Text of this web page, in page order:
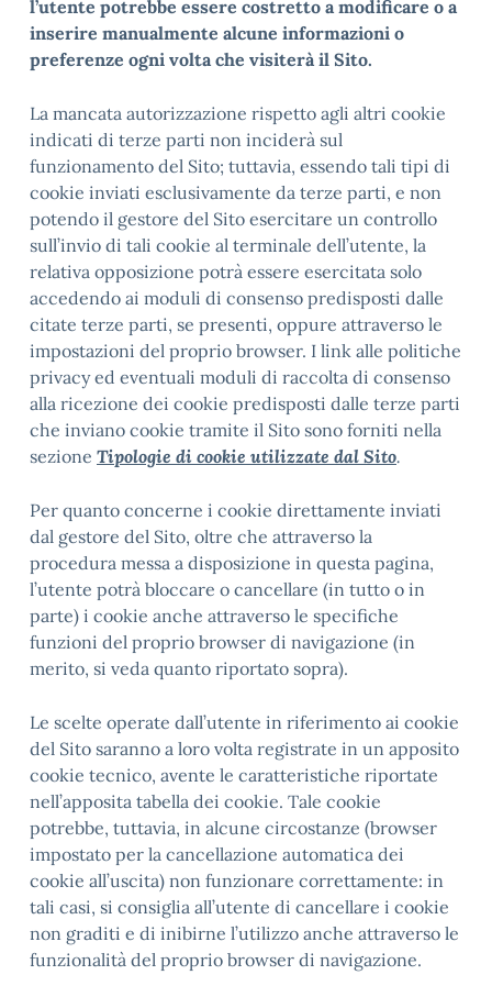
l’utente potrebbe essere costretto a modificare o a
inserire manualmente alcune informazioni o
preferenze ogni volta che visiterà il Sito.
La mancata autorizzazione rispetto agli altri cookie
indicati di terze parti non inciderà sul
funzionamento del Sito; tuttavia, essendo tali tipi di
cookie inviati esclusivamente da terze parti, e non
potendo il gestore del Sito esercitare un controllo
sull’invio di tali cookie al terminale dell’utente, la
relativa opposizione potrà essere esercitata solo
accedendo ai moduli di consenso predisposti dalle
citate terze parti, se presenti, oppure attraverso le
impostazioni del proprio browser. I link alle politiche
privacy ed eventuali moduli di raccolta di consenso
alla ricezione dei cookie predisposti dalle terze parti
che inviano cookie tramite il Sito sono forniti nella
sezione Tipologie di cookie utilizzate dal Sito.
Per quanto concerne i cookie direttamente inviati
dal gestore del Sito, oltre che attraverso la
procedura messa a disposizione in questa pagina,
l’utente potrà bloccare o cancellare (in tutto o in
parte) i cookie anche attraverso le specifiche
funzioni del proprio browser di navigazione (in
merito, si veda quanto riportato sopra).
Le scelte operate dall’utente in riferimento ai cookie
del Sito saranno a loro volta registrate in un apposito
cookie tecnico, avente le caratteristiche riportate
nell’apposita tabella dei cookie. Tale cookie
potrebbe, tuttavia, in alcune circostanze (browser
impostato per la cancellazione automatica dei
cookie all’uscita) non funzionare correttamente: in
tali casi, si consiglia all’utente di cancellare i cookie
non graditi e di inibirne l’utilizzo anche attraverso le
funzionalità del proprio browser di navigazione.